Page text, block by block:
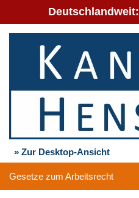
Deutschlandweit:
» Zur Desktop-Ansicht
Gesetze zum Arbeitsrecht